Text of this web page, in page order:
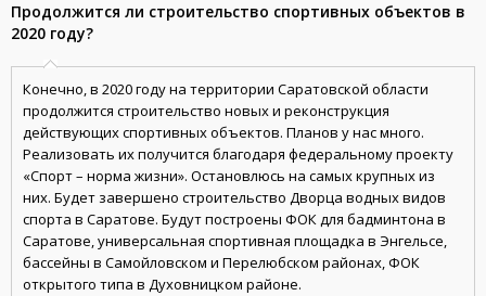
Продолжится ли строительство спортивных объектов в
2020 году?
Конечно, в 2020 году на территории Саратовской области
продолжится строительство новых и реконструкция
действующих спортивных объектов. Планов у нас много.
Реализовать их получится благодаря федеральному проекту
«Спорт – норма жизни». Остановлюсь на самых крупных из
них. Будет завершено строительство Дворца водных видов
спорта в Саратове. Будут построены ФОК для бадминтона в
Саратове, универсальная спортивная площадка в Энгельсе,
бассейны в Самойловском и Перелюбском районах, ФОК
открытого типа в Духовницком районе.